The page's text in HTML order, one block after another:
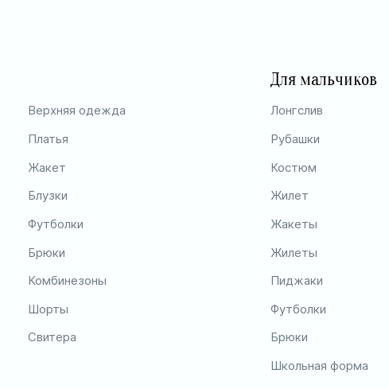
Верхняя одежда
Платья
Жакет
Блузки
Футболки
Брюки
Комбинезоны
Шорты
Свитера
Для мальчиков
Лонгслив
Рубашки
Костюм
Жилет
Жакеты
Жилеты
Пиджаки
Футболки
Брюки
Школьная форма